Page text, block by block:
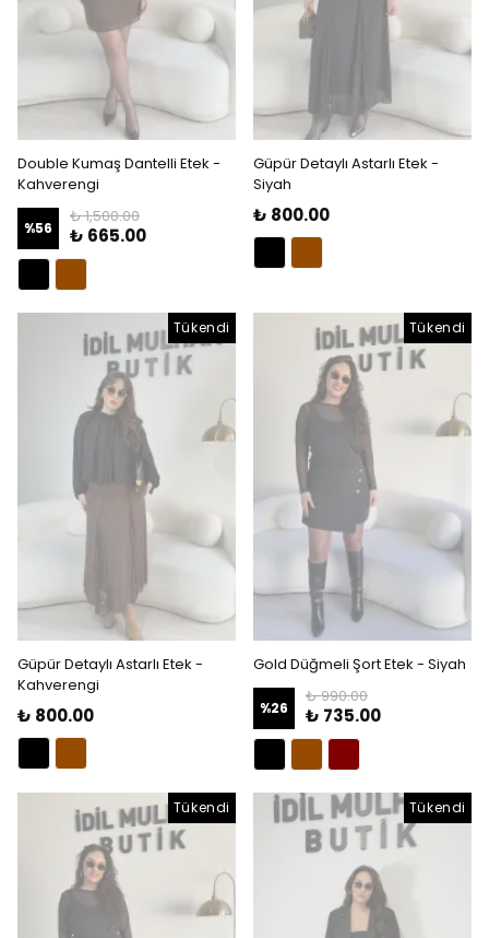
Double Kumaş Dantelli Etek -
Kahverengi
%56
₺ 1,500.00
₺ 665.00
Güpür Detaylı Astarlı Etek -
Siyah
₺ 800.00
Tükendi
Güpür Detaylı Astarlı Etek -
Kahverengi
₺ 800.00
Tükendi
Gold Düğmeli Şort Etek - Siyah
%26
₺ 990.00
₺ 735.00
Tükendi Tükendi